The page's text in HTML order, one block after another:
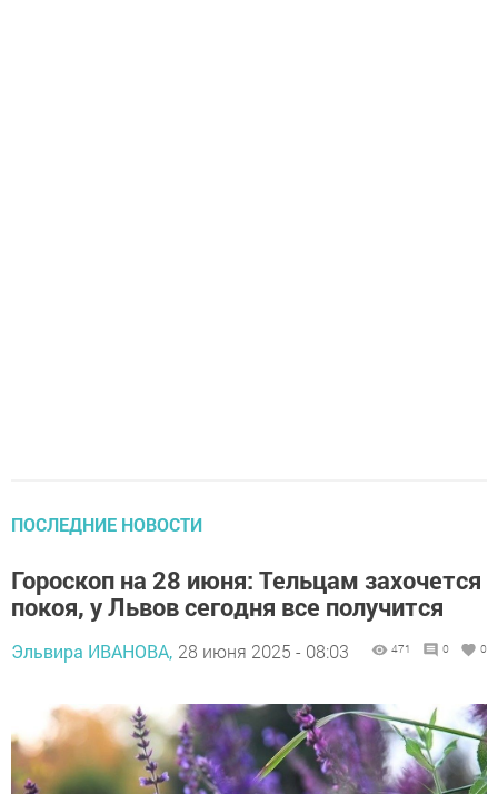
ПОСЛЕДНИЕ НОВОСТИ
Гороскоп на 28 июня: Тельцам захочется
покоя, у Львов сегодня все получится
Эльвира ИВАНОВА, 28 июня 2025 - 08:03 471 0 0